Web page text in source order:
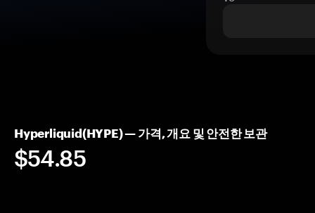
Hyperliquid(HYPE) — 가격, 개요 및 안전한 보관
$54.85